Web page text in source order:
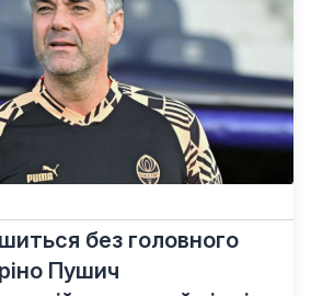
без головного
Пушич